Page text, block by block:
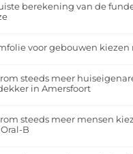
berekening van de
voor gebouwen
steeds meer
in Amersfoort
steeds meer mensen
B